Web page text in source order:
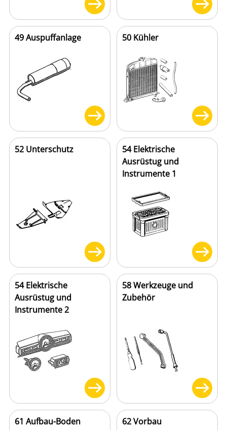
49 Auspuffanlage 50 Kühler
52 Unterschutz
54 Elektrische
Ausrüstug und
Instrumente 1
54 Elektrische
Ausrüstug und
Instrumente 2
58 Werkzeuge und
Zubehör
61 Aufbau-Boden 62 Vorbau